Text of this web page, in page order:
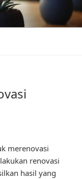
merenovasi
renovasi
hasil yang